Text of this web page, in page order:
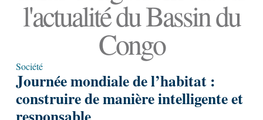
l'actualité du Bassin du
Congo
Société
Journée mondiale de l’habitat :
construire de manière intelligente et